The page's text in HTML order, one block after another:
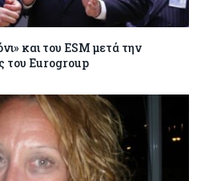
και του ESM μετά την
του Eurogroup